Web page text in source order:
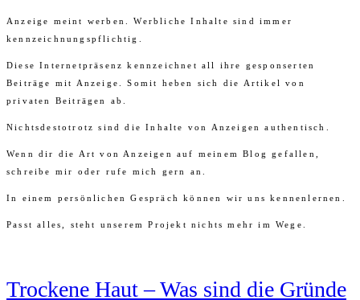
Anzeige meint werben. Werbliche Inhalte sind immer
kennzeichnungspflichtig.
Diese Internetpräsenz kennzeichnet all ihre gesponserten
Beiträge mit Anzeige. Somit heben sich die Artikel von
privaten Beiträgen ab.
Nichtsdestotrotz sind die Inhalte von Anzeigen authentisch.
Wenn dir die Art von Anzeigen auf meinem Blog gefallen,
schreibe mir oder rufe mich gern an.
In einem persönlichen Gespräch können wir uns kennenlernen.
Passt alles, steht unserem Projekt nichts mehr im Wege.
Trockene Haut – Was sind die Gründe